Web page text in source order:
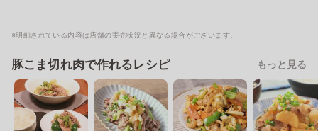
※明細されている内容は店舗の実売状況と異なる場合がございます。
豚こま切れ肉で作れるレシピ もっと見る